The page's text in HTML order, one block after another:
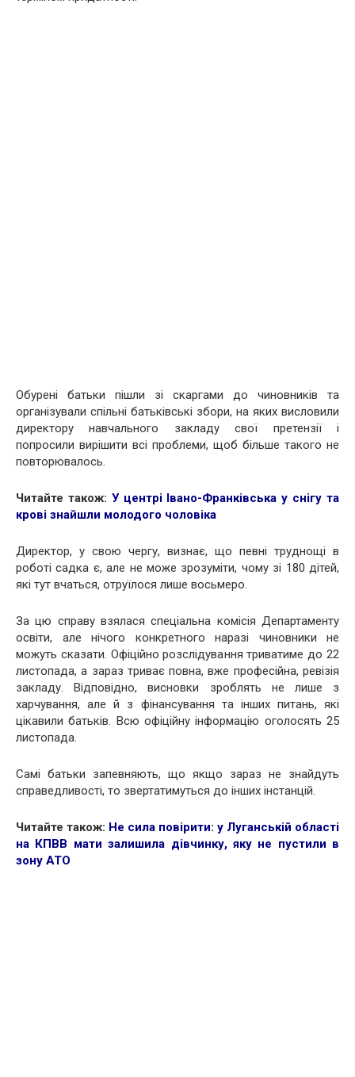
Обурені батьки пішли зі скаргами до чиновників та
організували спільні батьківські збори, на яких висловили
директору навчального закладу свої претензії і
попросили вирішити всі проблеми, щоб більше такого не
повторювалось.
Читайте також: У центрі Івано-Франківська у снігу та
крові знайшли молодого чоловіка
Директор, у свою чергу, визнає, що певні труднощі в
роботі садка є, але не може зрозуміти, чому зі 180 дітей,
які тут вчаться, отруїлося лише восьмеро.
За цю справу взялася спеціальна комісія Департаменту
освіти, але нічого конкретного наразі чиновники не
можуть сказати. Офіційно розслідування триватиме до 22
листопада, а зараз триває повна, вже професійна, ревізія
закладу. Відповідно, висновки зроблять не лише з
харчування, але й з фінансування та інших питань, які
цікавили батьків. Всю офіційну інформацію оголосять 25
листопада.
Самі батьки запевняють, що якщо зараз не знайдуть
справедливості, то звертатимуться до інших інстанцій.
Читайте також: Не сила повірити: у Луганській області
на КПВВ мати залишила дівчинку, яку не пустили в
зону АТО